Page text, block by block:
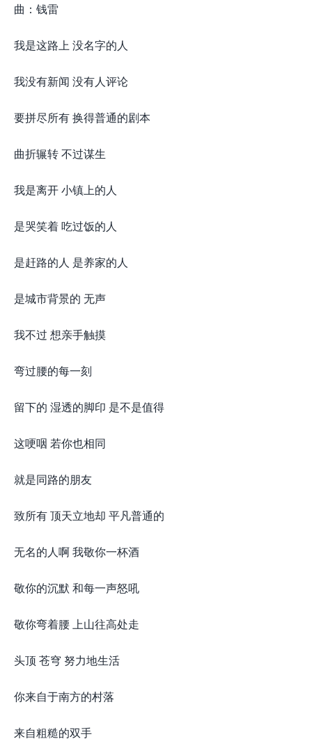
曲：钱雷
我是这路上 没名字的人
我没有新闻 没有人评论
要拼尽所有 换得普通的剧本
曲折辗转 不过谋生
我是离开 小镇上的人
是哭笑着 吃过饭的人
是赶路的人 是养家的人
是城市背景的 无声
我不过 想亲手触摸
弯过腰的每一刻
留下的 湿透的脚印 是不是值得
这哽咽 若你也相同
就是同路的朋友
致所有 顶天立地却 平凡普通的
无名的人啊 我敬你一杯酒
敬你的沉默 和每一声怒吼
敬你弯着腰 上山往高处走
头顶 苍穹 努力地生活
你来自于南方的村落
来自粗糙的双手